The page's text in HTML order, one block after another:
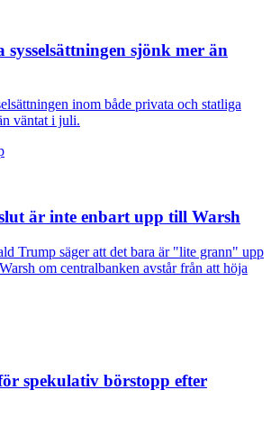
sysselsättningen sjönk mer än
inom både privata och statliga
väntat i juli.
är inte enbart upp till Warsh
Trump säger att det bara är "lite grann" upp
om centralbanken avstår från att höja
spekulativ börstopp efter